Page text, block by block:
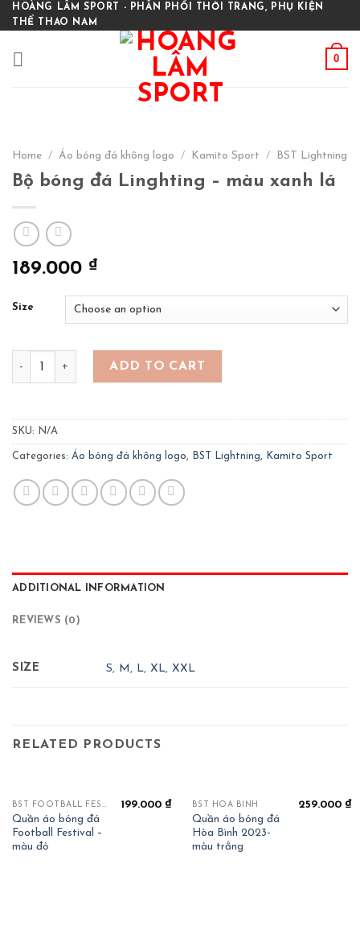
Skip
to
HOÀNG LÂM SPORT - PHÂN PHỐI THỜI TRANG, PHỤ KIỆN
THỂ THAO NAM
0
Home / Áo bóng đá không logo / Kamito Sport / BST Lightning
Bộ bóng đá Linghting – màu xanh lá
189.000 ₫
Size
Bộ bóng đá Linghting - màu xanh lá quantity
ADD TO CART
SKU: N/A
Categories: Áo bóng đá không logo, BST Lightning, Kamito Sport
ADDITIONAL INFORMATION
REVIEWS (0)
SIZE S, M , L,XL,XXL
RELATED PRODUCTS
BST FOOTBALL FESTIVAL
Quần áo bóng đá
Football Festival –
màu đỏ
199.000₫ BST HOÀ BÌNH
Quần áo bóng đá
Hòa Bình 2023-
màu trắng
259.000₫